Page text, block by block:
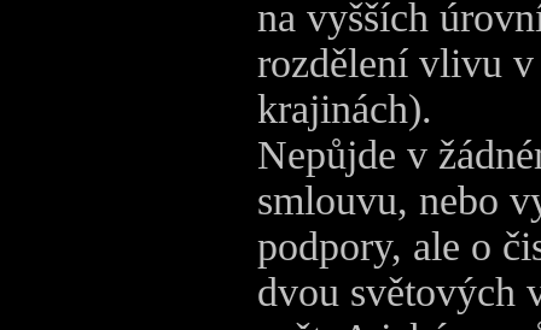
na vyšších
rozdělení vlivu
krajinách).
Nepůjde v
smlouvu, nebo
podpory, ale o
dvou světových